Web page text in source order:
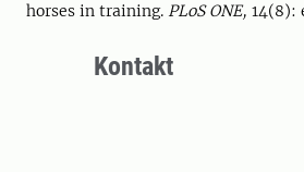
horses in training. PLoS ONE, 14(8):
Kontakt